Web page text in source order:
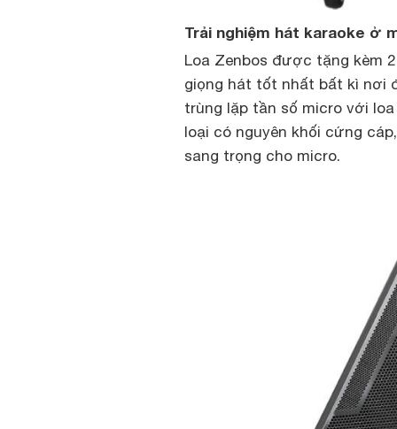
Trải nghiệm hát karaoke ở
Loa Zenbos được tặng kèm
giọng hát tốt nhất bất kì nơi
trùng lặp tần số micro với
loại có nguyên khối cứng
sang trọng cho micro.